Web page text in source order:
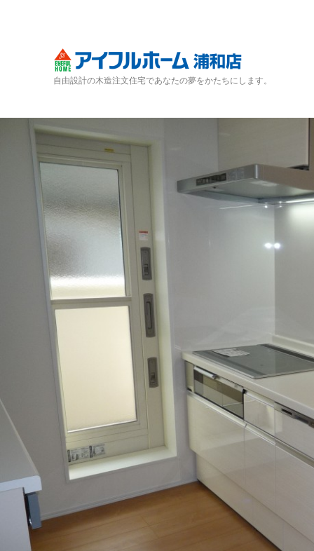
自由設計の木造注文住宅であなたの夢をかたちにします。